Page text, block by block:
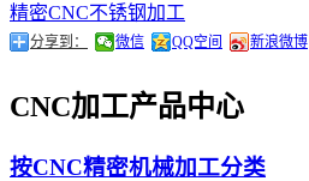
精密CNC不锈钢加工
分享到： 微信 QQ空间 新浪微博
CNC加工产品中心
按CNC精密机械加工分类